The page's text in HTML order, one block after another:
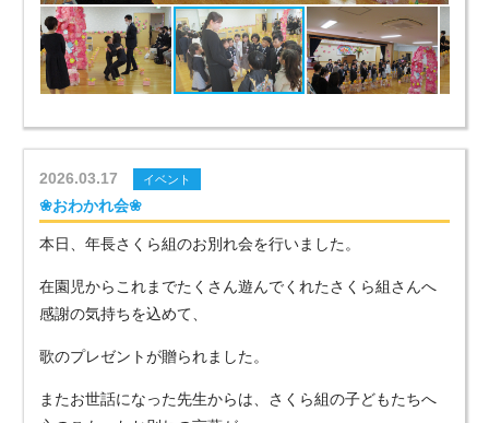
2026.03.17 イベント
❀おわかれ会❀
本日、年長さくら組のお別れ会を行いました。
在園児からこれまでたくさん遊んでくれたさくら組さんへ
感謝の気持ちを込めて、
歌のプレゼントが贈られました。
またお世話になった先生からは、さくら組の子どもたちへ